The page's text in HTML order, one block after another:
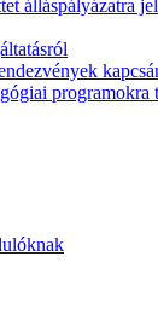
álláspályázatra
programokra